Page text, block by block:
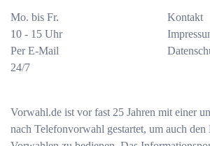
Mo. bis Fr.
10 - 15 Uhr
Per E-Mail
24/7
Kontakt
Vorwahl.de ist vor fast 25 Jahren mit einer
nach Telefonvorwahl gestartet, um auch